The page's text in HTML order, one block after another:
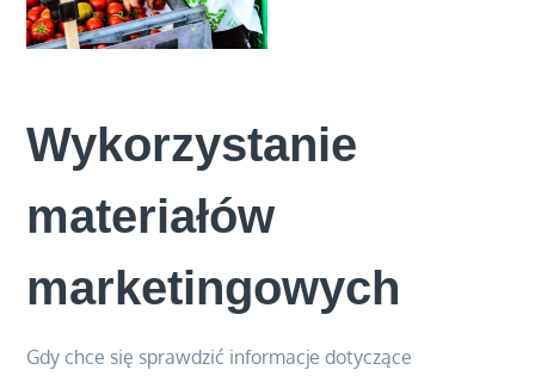
Wykorzystanie
materiałów
marketingowych
Gdy chce się sprawdzić informacje dotyczące